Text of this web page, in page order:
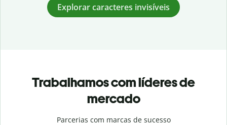
Explorar caracteres invisíveis
Trabalhamos com líderes de
mercado
Parcerias com marcas de sucesso